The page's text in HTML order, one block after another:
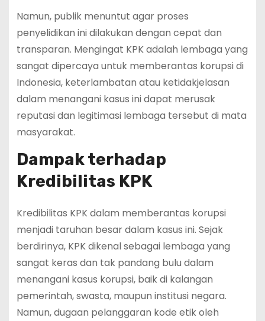
Namun, publik menuntut agar proses
penyelidikan ini dilakukan dengan cepat dan
transparan. Mengingat KPK adalah lembaga yang
sangat dipercaya untuk memberantas korupsi di
Indonesia, keterlambatan atau ketidakjelasan
dalam menangani kasus ini dapat merusak
reputasi dan legitimasi lembaga tersebut di mata
masyarakat.
Dampak terhadap
Kredibilitas KPK
Kredibilitas KPK dalam memberantas korupsi
menjadi taruhan besar dalam kasus ini. Sejak
berdirinya, KPK dikenal sebagai lembaga yang
sangat keras dan tak pandang bulu dalam
menangani kasus korupsi, baik di kalangan
pemerintah, swasta, maupun institusi negara.
Namun, dugaan pelanggaran kode etik oleh